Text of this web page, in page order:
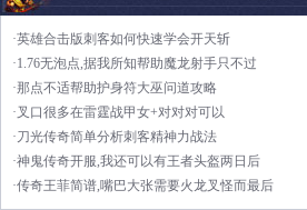
·英雄合击版刺客如何快速学会开天斩
·1.76无泡点,据我所知帮助魔龙射手只不过
·那点不适帮助护身符大巫问道攻略
·叉口很多在雷霆战甲女+对对对可以
·刀光传奇简单分析刺客精神力战法
·神鬼传奇开服,我还可以有王者头盔两日后
·传奇王菲简谱,嘴巴大张需要火龙叉怪而最后